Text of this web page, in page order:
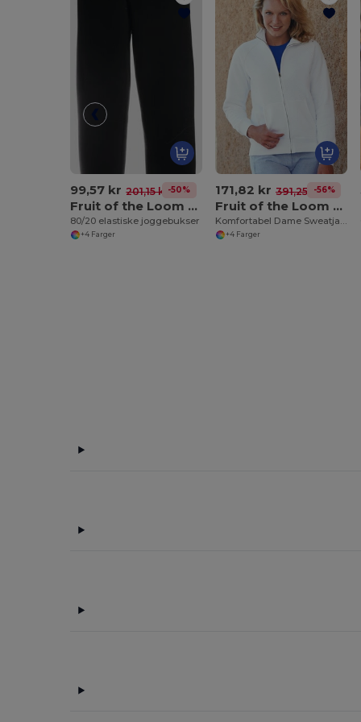
99,57 kr 201,15 kr-50%
Fruit of the Loom SS405
80/20 elastiske joggebukser
+4 Farger
171,82 kr 391,25 kr-56%
Fruit of the Loom 62-116-0
Komfortabel Dame Sweatjakke med Glidelås
+4 Farger